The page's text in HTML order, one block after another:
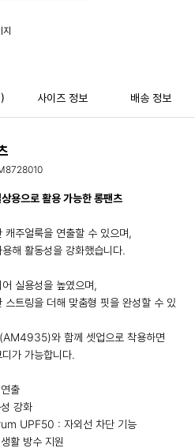
사이즈 정보 배송 정보
용으로 활용 가능한 롱팬츠
캐주얼룩을 연출할 수 있으며,
해 활동성을 강화했습니다.
실용성을 높였으며,
트링을 더해 맞춤형 핏을 완성할 수 있
와 함께 셋업으로 착용하면
가 가능합니다.
출
강화
UPF50 : 자외선 차단 기능
활 방수 지원